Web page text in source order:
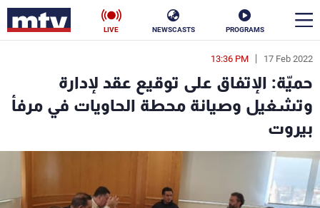
PROGRAMS
NEWSCASTS
LIVE
17 Feb 2022
13:36 PM
حميّة: الإتفاق على توقيع عقد لإدارة
وتشغيل وصيانة محطة الحاويات في مرفأ
بيروت
en
الأخبار
سياسة
إقتصاد
منوعات رياضة